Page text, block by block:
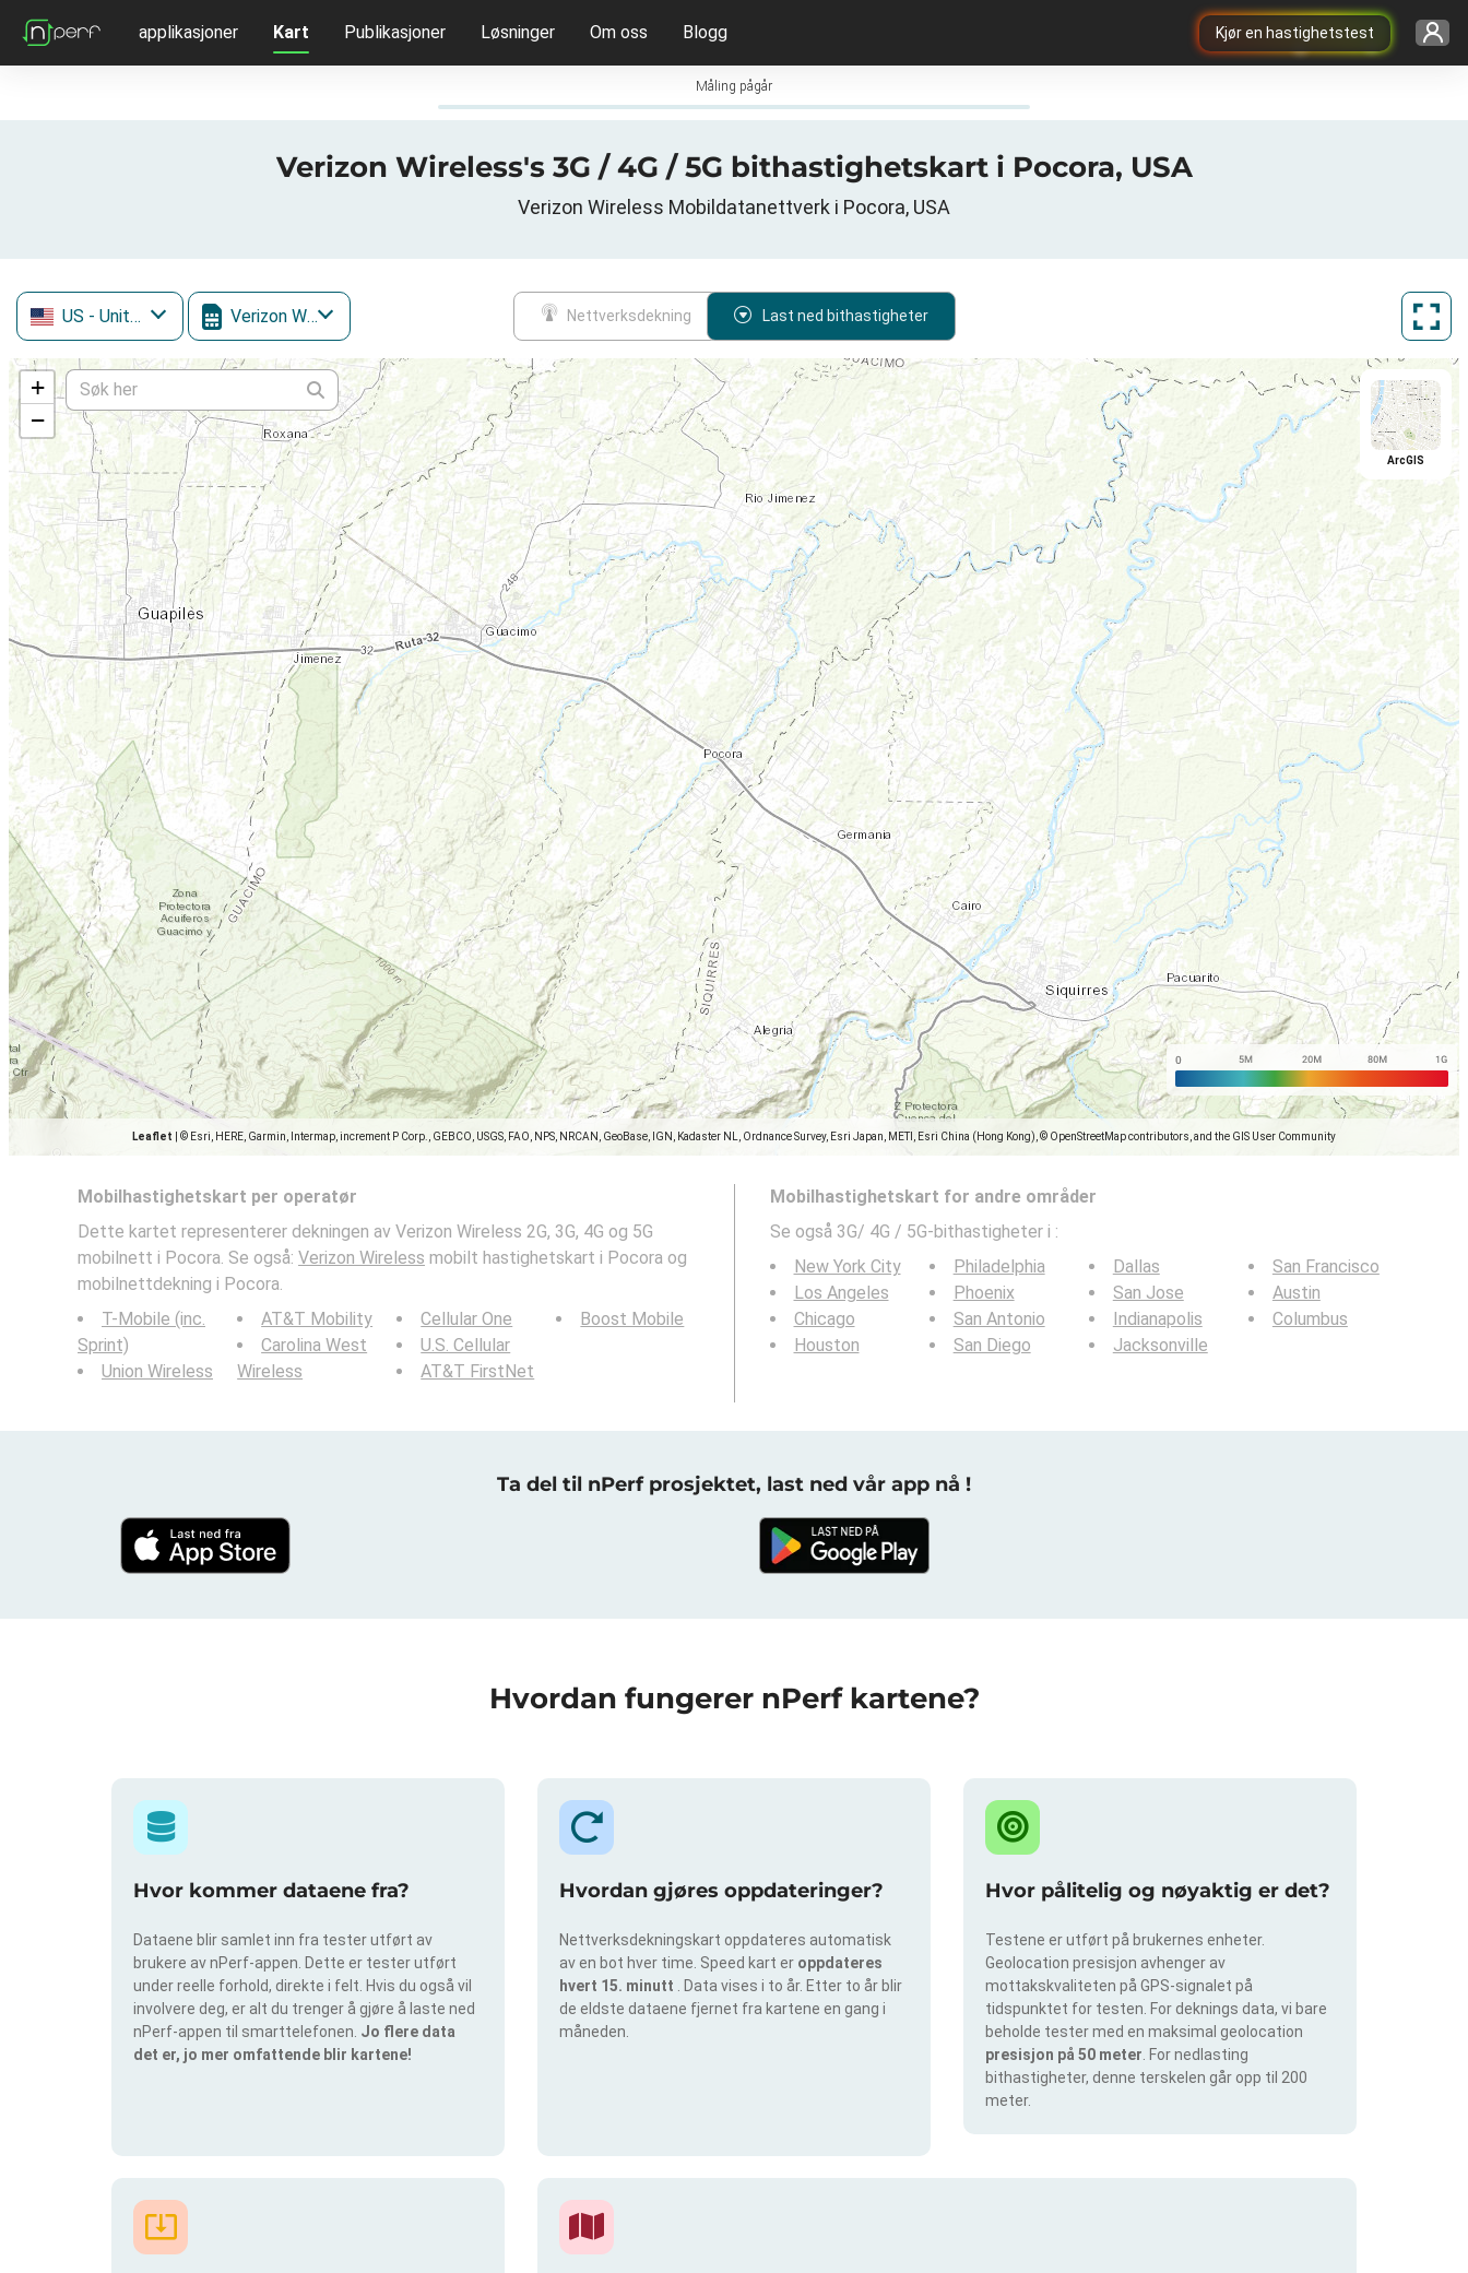
Kjør en hastighetstest
applikasjoner Kart Publikasjoner Løsninger Om oss Blogg
Måling pågår
Verizon Wireless's 3G / 4G / 5G bithastighetskart i Pocora, USA
Verizon Wireless Mobildatanettverk i Pocora, USA
US - United States Verizon Wireless Nettverksdekning Last ned bithastigheter
+
−
Leaflet © Esri, HERE, Garmin, Intermap, increment P Corp., GEBCO, USGS, FAO, NPS, NRCAN, GeoBase, IGN, Kadaster NL, Ordnance Survey, Esri Japan, METI, Esri China (Hong Kong), © OpenStreetMap contributors, and the GIS User Community
ArcGIS
Mobilhastighetskart per operatør
Dette kartet representerer dekningen av Verizon Wireless 2G, 3G, 4G og 5G
mobilnett i Pocora. Se også: Verizon Wireless mobilt hastighetskart i Pocora og
mobilnettdekning i Pocora.
T-Mobile (inc.
Sprint)
Union Wireless
AT&T Mobility
Carolina West
Wireless
Cellular One
U.S. Cellular
AT&T FirstNet
Boost Mobile
Mobilhastighetskart for andre områder
Se også 3G/ 4G / 5G-bithastigheter i :
New York City
Los Angeles
Chicago
Houston
Philadelphia
Phoenix
San Antonio
San Diego
Dallas
San Jose
Indianapolis
Jacksonville
San Francisco
Austin
Columbus
Ta del til nPerf prosjektet, last ned vår app nå !
Hvordan fungerer nPerf kartene?
Hvor kommer dataene fra?
Dataene blir samlet inn fra tester utført av
brukere av nPerf-appen. Dette er tester utført
under reelle forhold, direkte i felt. Hvis du også vil
involvere deg, er alt du trenger å gjøre å laste ned
nPerf-appen til smarttelefonen. Jo flere data
det er, jo mer omfattende blir kartene!
Hvordan gjøres oppdateringer?
Nettverksdekningskart oppdateres automatisk
av en bot hver time. Speed kart er oppdateres
hvert 15. minutt . Data vises i to år. Etter to år blir
de eldste dataene fjernet fra kartene en gang i
måneden.
Hvor pålitelig og nøyaktig er det?
Testene er utført på brukernes enheter.
Geolocation presisjon avhenger av
mottakskvaliteten på GPS-signalet på
tidspunktet for testen. For deknings data, vi bare
beholde tester med en maksimal geolocation
presisjon på 50 meter . For nedlasting
bithastigheter, denne terskelen går opp til 200
meter.